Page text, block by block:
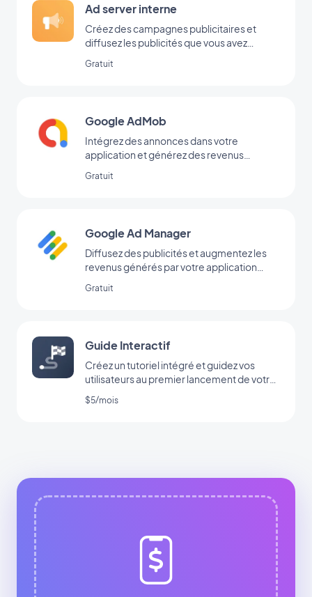
Ad server interne
Créez des campagnes publicitaires et
diffusez les publicités que vous avez
office
Gratuit
Google AdMob
Intégrez des annonces dans votre
application et générez des revenus
Gratuit
Google Ad Manager
Diffusez des publicités et augmentez les
revenus générés par votre application
Gratuit
Guide Interactif
Créez un tutoriel intégré et guidez vos
utilisateurs au premier lancement de votre
app
$5/mois